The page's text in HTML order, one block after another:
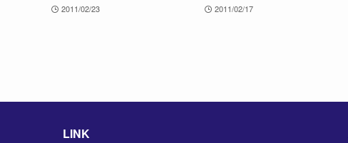
2011/02/23 2011/02/17
LINK